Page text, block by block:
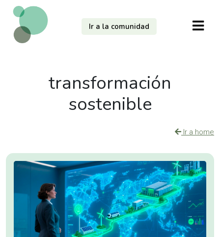
Ir a la comunidad
transformación
sostenible
Ir a home